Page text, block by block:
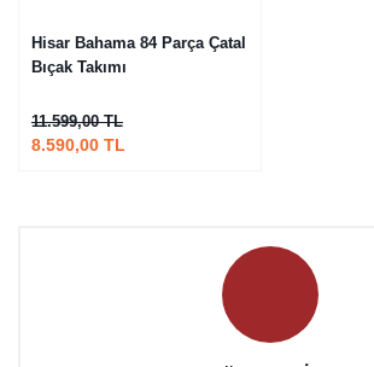
Hisar Bahama 84 Parça Çatal
Bıçak Takımı
11.599,00 TL
8.590,00 TL